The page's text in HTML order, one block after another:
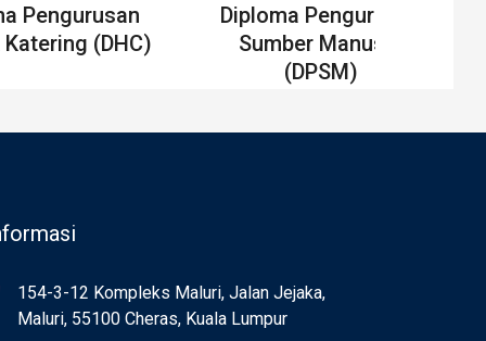
Pengurusan
(DHC)
Diploma Pengurusan
Sumber Manusia
(DPSM)
154-3-12 Kompleks Maluri, Jalan Jejaka,
Maluri, 55100 Cheras, Kuala Lumpur